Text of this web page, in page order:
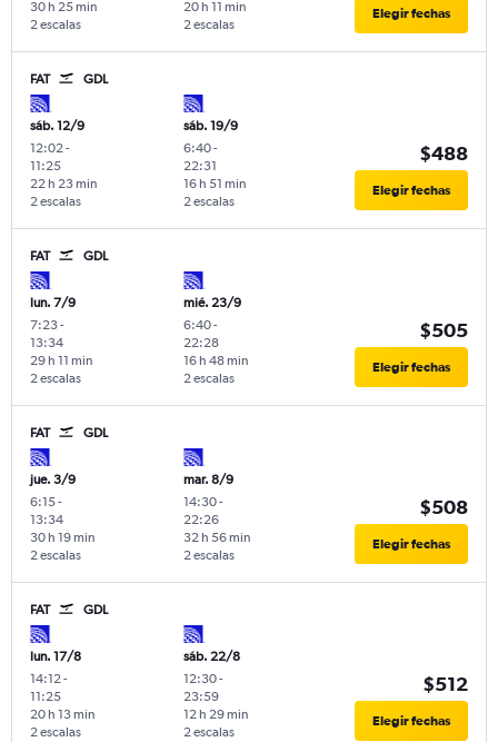
2 escalas
30 h 25 min
2 escalas
20 h 11 min Elegir fechas
FAT GDL
sáb. 12/9
12:02 -
11:25
2 escalas
22 h 23 min
sáb. 19/9
6:40-
22:31
2 escalas
16 h 51 min
$488
Elegir fechas
FAT GDL
lun. 7/9
7:23-
13:34
2 escalas
29 h 11 min
mié. 23/9
6:40-
22:28
2 escalas
16 h 48 min
$505
Elegir fechas
FAT GDL
jue. 3/9
6:15-
13:34
2 escalas
30 h 19 min
mar. 8/9
14:30-
22:26
2 escalas
32 h 56 min
$508
Elegir fechas
FAT GDL
lun. 17/8
14:12-
11:25
2 escalas
20 h 13 min
sáb. 22/8
12:30-
23:59
2 escalas
12 h 29 min
$512
Elegir fechas